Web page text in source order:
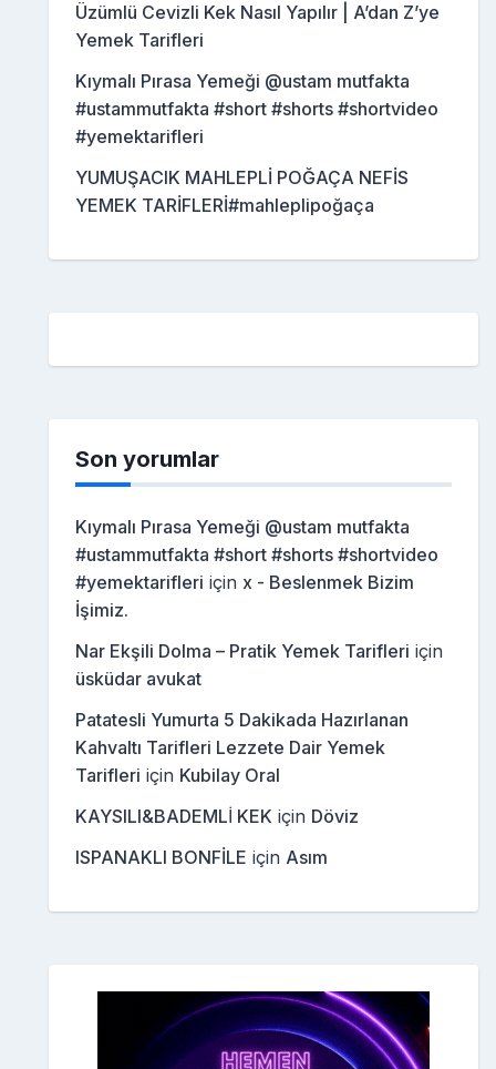
Üzümlü Cevizli Kek Nasıl Yapılır | A’dan Z’ye
Yemek Tarifleri
Kıymalı Pırasa Yemeği @ustam mutfakta
#ustammutfakta #short #shorts #shortvideo
#yemektarifleri
YUMUŞACIK MAHLEPLİ POĞAÇA NEFİS
YEMEK TARİFLERİ#mahleplipoğaça
Son yorumlar
Kıymalı Pırasa Yemeği @ustam mutfakta
#ustammutfakta #short #shorts #shortvideo
#yemektarifleri için x - Beslenmek Bizim
İşimiz.
Nar Ekşili Dolma – Pratik Yemek Tarifleri için
üsküdar avukat
Patatesli Yumurta 5 Dakikada Hazırlanan
Kahvaltı Tarifleri Lezzete Dair Yemek
Tarifleri için Kubilay Oral
KAYSILI&BADEMLİ KEK için Döviz
ISPANAKLI BONFİLE için Asım